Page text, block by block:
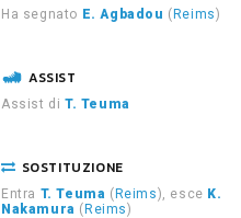
Ha segnato E. Agbadou ( Reims)
ASSIST
Assist di T. Teuma
SOSTITUZIONE
Entra T. Teuma ( Reims), esce K.
Nakamura ( Reims)